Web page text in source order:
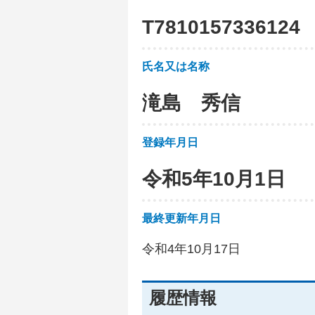
T7810157336124
氏名又は名称
滝島 秀信
登録年月日
令和5年10月1日
最終更新年月日
令和4年10月17日
履歴情報